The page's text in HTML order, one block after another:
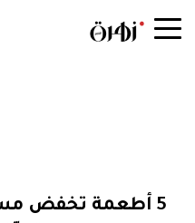
5 أطعمة تخفض